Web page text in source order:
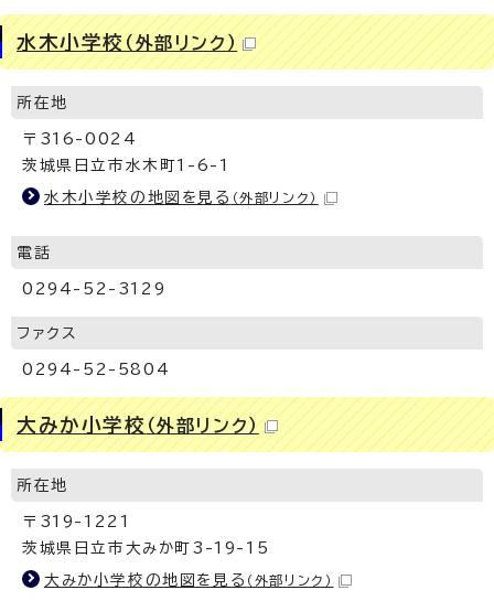
水木小学校 （外部リンク）
所在地
〒316-0024
茨城県日立市水木町1-6-1
水木小学校の地図を見る （外部リンク）
電話
0294-52-3129
ファクス
0294-52-5804
大みか小学校 （外部リンク）
所在地
〒319-1221
茨城県日立市大みか町3-19-15
大みか小学校の地図を見る （外部リンク）